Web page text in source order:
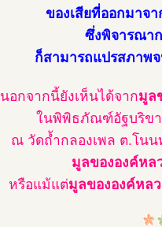
ของเสียที่ออกมาจา
ซึ่งพิจารณา
ก็สามารถแปรสภาพ
นอกจากนี้ยังเห็นได้จากมูล
ในพิพิธภัณฑ์อัฐบริขา
ณ วัดถ้ำกลองเพล ต.โน
มูลขององค์หล
หรือแม้แต่มูลขององค์หล